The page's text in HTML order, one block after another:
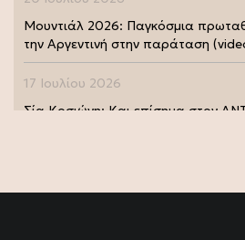
Μουντιάλ 2026: Παγκόσμια
την Αργεντινή στην παράταση
17 Ιουλίου 2026
Σία Κοσιώνη: Και επίσημα στον
της Μάρως Κοντού (photo)